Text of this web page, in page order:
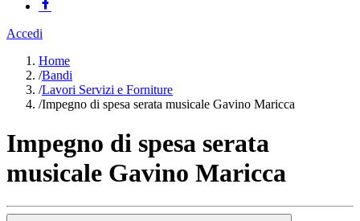
Accedi
Home
/Bandi
/Lavori Servizi e Forniture
/Impegno di spesa serata musicale Gavino Maricca
Impegno di spesa serata
musicale Gavino Maricca